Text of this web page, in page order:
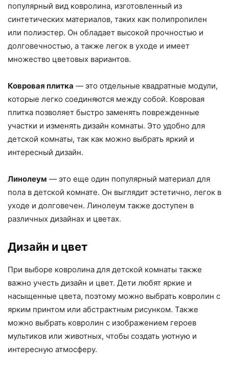
популярный вид ковролина, изготовленный из
синтетических материалов, таких как полипропилен
или полиэстер. Он обладает высокой прочностью и
долговечностью, а также легок в уходе и имеет
множество цветовых вариантов.
Ковровая плитка — это отдельные квадратные модули,
которые легко соединяются между собой. Ковровая
плитка позволяет быстро заменять поврежденные
участки и изменять дизайн комнаты. Это удобно для
детской комнаты, так как можно выбрать яркий и
интересный дизайн.
Линолеум — это еще один популярный материал для
пола в детской комнате. Он выглядит эстетично, легок в
уходе и долговечен. Линолеум также доступен в
различных дизайнах и цветах.
Дизайн и цвет
При выборе ковролина для детской комнаты также
важно учесть дизайн и цвет. Дети любят яркие и
насыщенные цвета, поэтому можно выбрать ковролин с
ярким принтом или абстрактным рисунком. Также
можно выбрать ковролин с изображением героев
мультиков или животных, чтобы создать уютную и
интересную атмосферу.